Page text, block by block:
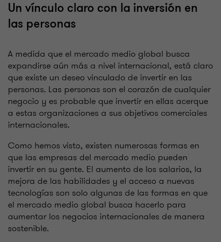
Un vínculo claro con la inversión en
las personas
A medida que el mercado medio global busca
expandirse aún más a nivel internacional, está claro
que existe un deseo vinculado de invertir en las
personas. Las personas son el corazón de cualquier
negocio y es probable que invertir en ellas acerque
a estas organizaciones a sus objetivos comerciales
internacionales.
Como hemos visto, existen numerosas formas en
que las empresas del mercado medio pueden
invertir en su gente. El aumento de los salarios, la
mejora de las habilidades y el acceso a nuevas
tecnologías son solo algunas de las formas en que
el mercado medio global busca hacerlo para
aumentar los negocios internacionales de manera
sostenible.